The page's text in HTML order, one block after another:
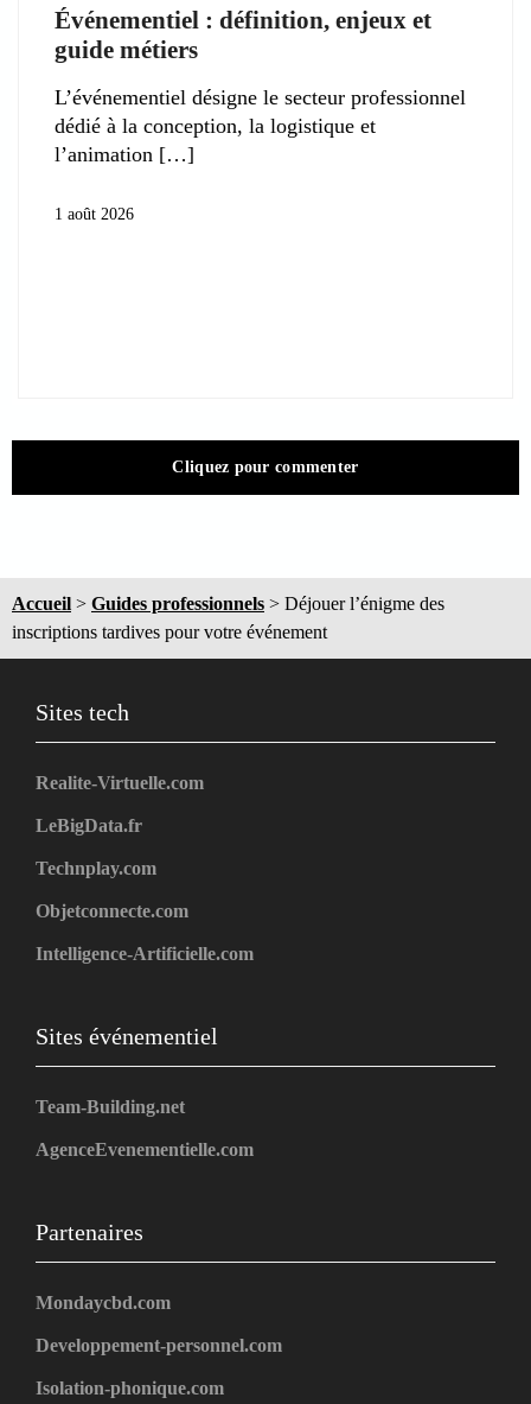
Événementiel : définition, enjeux et
guide métiers
L’événementiel désigne le secteur professionnel
dédié à la conception, la logistique et
l’animation
1 août 2026
Cliquez pour commenter
Accueil > Guides professionnels > Déjouer l’énigme des
inscriptions tardives pour votre événement
Sites tech
Realite-Virtuelle.com
LeBigData.fr
Technplay.com
Objetconnecte.com
Intelligence-Artificielle.com
Sites événementiel
Team-Building.net
AgenceEvenementielle.com
Partenaires
Mondaycbd.com
Developpement-personnel.com
Isolation-phonique.com